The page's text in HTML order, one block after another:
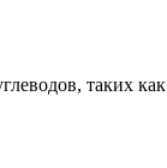
таких